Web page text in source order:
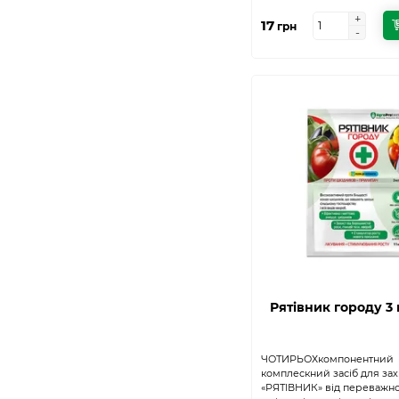
17грн
+
-
+
-
Рятiвник городу 3
ЧОТИРЬОХкомпонентний
комплескний засіб для
«РЯТІВНИК» від переважної